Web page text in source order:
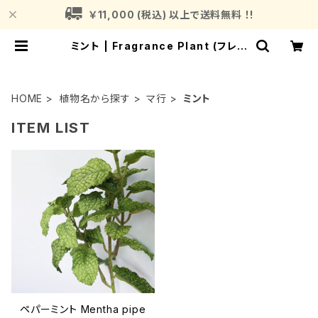
￥11,000 (税込) 以上で送料無料 ！!
ミント | Fragrance Plant (フレグ
HOME 植物名から探す マ行 ミント
ITEM LIST
ペパーミント Mentha pipe